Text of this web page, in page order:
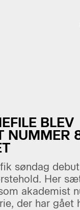
BLEV
NUMMER
søndag
Her
akademist
der har gået